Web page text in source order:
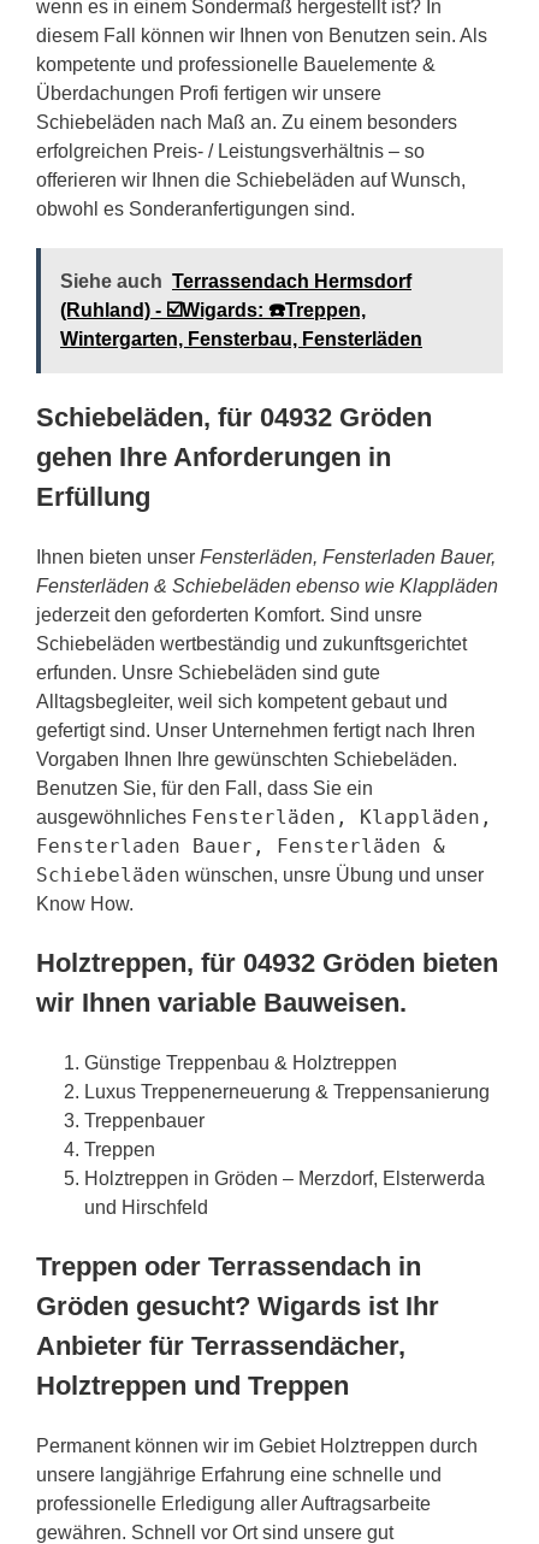
wenn es in einem Sondermaß hergestellt ist? In
diesem Fall können wir Ihnen von Benutzen sein. Als
kompetente und professionelle Bauelemente &
Überdachungen Profi fertigen wir unsere
Schiebeläden nach Maß an. Zu einem besonders
erfolgreichen Preis- / Leistungsverhältnis – so
offerieren wir Ihnen die Schiebeläden auf Wunsch,
obwohl es Sonderanfertigungen sind.
Siehe auch Terrassendach Hermsdorf
(Ruhland) - ☑️Wigards: ☎️Treppen,
Wintergarten, Fensterbau, Fensterläden
Schiebeläden, für 04932 Gröden
gehen Ihre Anforderungen in
Erfüllung
Ihnen bieten unser Fensterläden, Fensterladen Bauer,
Fensterläden & Schiebeläden ebenso wie Klappläden
jederzeit den geforderten Komfort. Sind unsre
Schiebeläden wertbeständig und zukunftsgerichtet
erfunden. Unsre Schiebeläden sind gute
Alltagsbegleiter, weil sich kompetent gebaut und
gefertigt sind. Unser Unternehmen fertigt nach Ihren
Vorgaben Ihnen Ihre gewünschten Schiebeläden.
Benutzen Sie, für den Fall, dass Sie ein
ausgewöhnliches Fensterläden, Klappläden,
Fensterladen Bauer, Fensterläden &
Schiebeläden wünschen, unsre Übung und unser
Know How.
Holztreppen, für 04932 Gröden bieten
wir Ihnen variable Bauweisen.
Günstige Treppenbau & Holztreppen
Luxus Treppenerneuerung & Treppensanierung
Treppenbauer
Treppen
Holztreppen in Gröden – Merzdorf, Elsterwerda
und Hirschfeld
Treppen oder Terrassendach in
Gröden gesucht? Wigards ist Ihr
Anbieter für Terrassendächer,
Holztreppen und Treppen
Permanent können wir im Gebiet Holztreppen durch
unsere langjährige Erfahrung eine schnelle und
professionelle Erledigung aller Auftragsarbeite
gewähren. Schnell vor Ort sind unsere gut